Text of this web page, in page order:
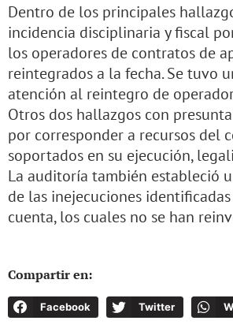
Dentro de los principales
incidencia disciplinaria y fiscal
los operadores de contratos de
reintegrados a la fecha. Se tuvo
atención al reintegro de
Otros dos hallazgos con
por corresponder a recursos del
soportados en su ejecución,
La auditoría también estableció
de las inejecuciones
cuenta, los cuales no se han
Compartir en:
Facebook Twitter